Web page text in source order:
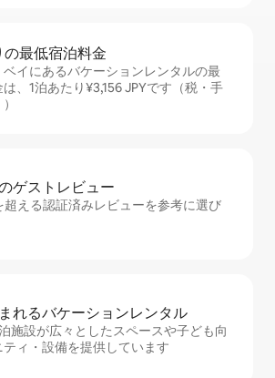
の最⁠低⁠宿⁠泊⁠料⁠金
ベイにあるバケーションレンタルの最
、1泊あたり¥3,156 JPYです（税・手
ゲ⁠ス⁠ト⁠レ⁠ビ⁠ュ⁠ー
超える認証済みレビューを参考に選び
れるバ⁠ケ⁠ー⁠シ⁠ョ⁠ンレ⁠ン⁠タ⁠ル
施設が広々としたスペースや子ども向
ティ・設備を提供しています